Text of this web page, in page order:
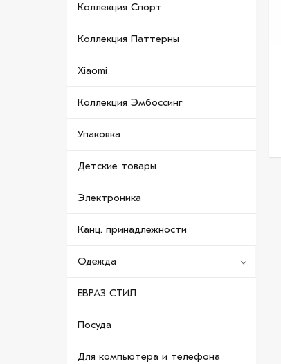
Коллекция Спорт
Коллекция Паттерны
Xiaomi
Коллекция Эмбоссинг
Упаковка
Детские товары
Электроника
Канц. принадлежности
Одежда
ЕВРАЗ СТИЛ
Посуда
Для компьютера и телефона